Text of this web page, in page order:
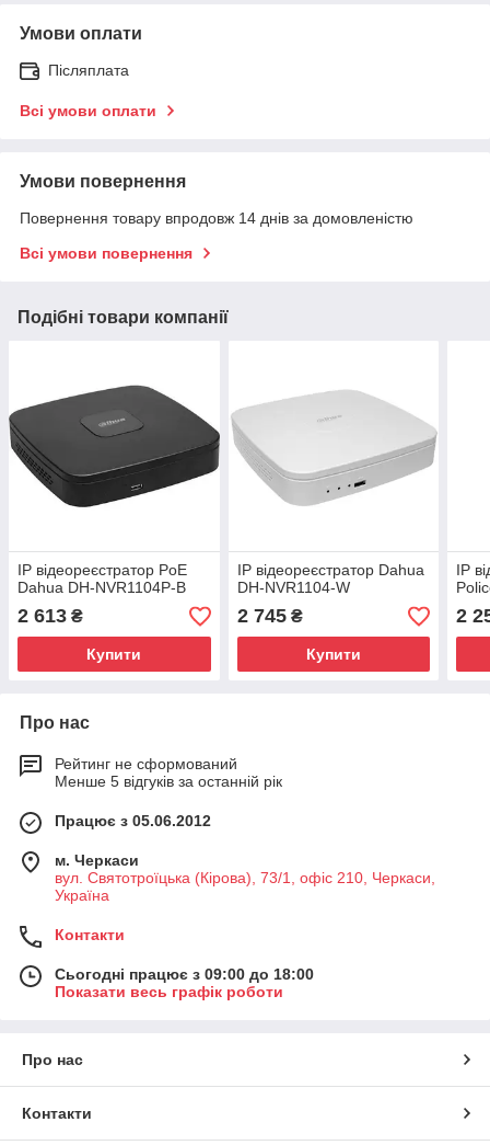
Умови оплати
Післяплата
Всі умови оплати
Умови повернення
Повернення товару впродовж 14 днів за домовленістю
Всі умови повернення
Подібні товари компанії
IP відеореєстратор PoE
Dahua DH-NVR1104P-B
2 613 ₴
Купити
IP відеореєстратор Dahua
DH-NVR1104-W
2 745₴
Купити
IP
2
Про нас
Рейтинг не сформований
Менше 5 відгуків за останній рік
Працює з 05.06.2012
м. Черкаси
вул. Святотроїцька (Кірова), 73/1, офіс 210, Черкаси,
Україна
Контакти
Сьогодні працює з 09:00 до 18:00
Показати весь графік роботи
Про нас
Контакти